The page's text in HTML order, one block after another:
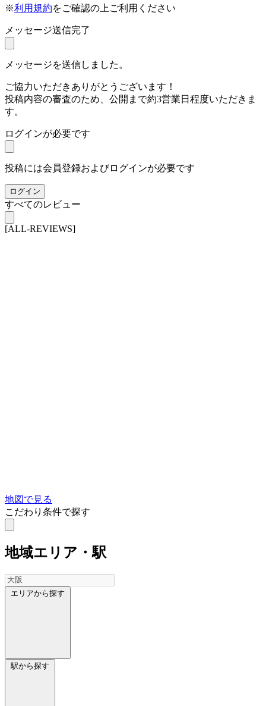
※利用規約をご確認の上ご利用ください
メッセージ送信完了
メッセージを送信しました。
ご協力いただきありがとうございます！
投稿内容の審査のため、公開まで約3営業日程度いただきま
す。
ログインが必要です
投稿には会員登録およびログインが必要です
ログイン
すべてのレビュー
[ALL-REVIEWS]
地図で見る
こだわり条件で探す
地域エリア・駅
エリアから探す
駅から探す